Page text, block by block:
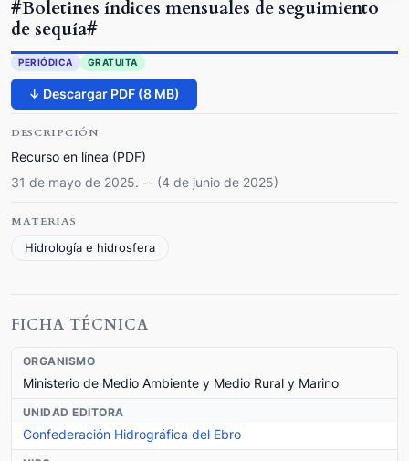
#Boletines índices mensuales de seguimiento
de sequía#
PERIÓDICA GRATUITA
↓ Descargar PDF (8 MB)
DESCRIPCIÓN
Recurso en línea (PDF)
31 de mayo de 2025. -- (4 de junio de 2025)
MATERIAS
Hidrología e hidrosfera
FICHA TÉCNICA
ORGANISMO
Ministerio de Medio Ambiente y Medio Rural y Marino
UNIDAD EDITORA
Confederación Hidrográfica del Ebro